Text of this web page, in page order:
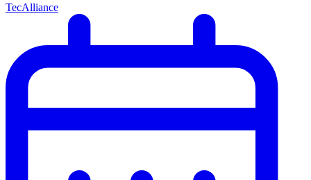
TecAlliance